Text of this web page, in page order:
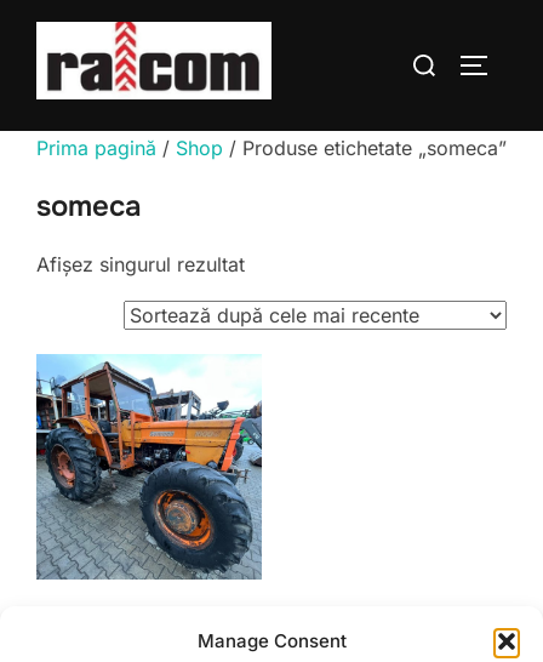
Manage Consent
conținut
Caută
Prima pagină / Shop / Produse etichetate „someca”
someca
Afișez singurul rezultat